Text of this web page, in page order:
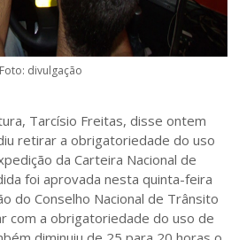
Foto: divulgação
Tarcísio Freitas, disse ontem
retirar a obrigatoriedade do uso
da Carteira Nacional de
foi aprovada nesta quinta-feira
do Conselho Nacional de Trânsito
com a obrigatoriedade do uso de